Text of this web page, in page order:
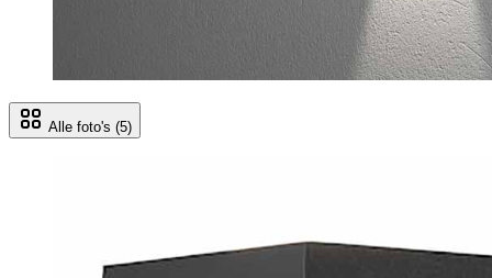
Alle foto's (5)